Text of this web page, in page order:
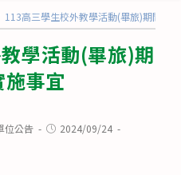
113高三學生校外教學活動(畢旅)期間在
學活動(畢旅)期
事宜
位公告
Post2024/09/24